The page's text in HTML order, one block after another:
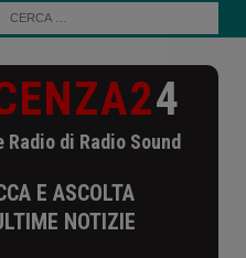
4
Radio di Radio Sound
E ASCOLTA
NOTIZIE